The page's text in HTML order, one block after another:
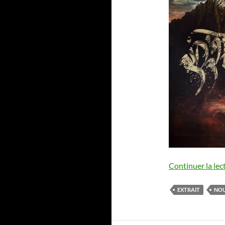
Continuer la
EXTRAIT